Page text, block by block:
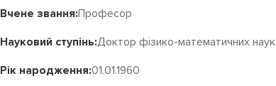
Вчене звання:Професор
Науковий ступінь:Доктор фізико-математичних наук
Рік народження:01.01.1960